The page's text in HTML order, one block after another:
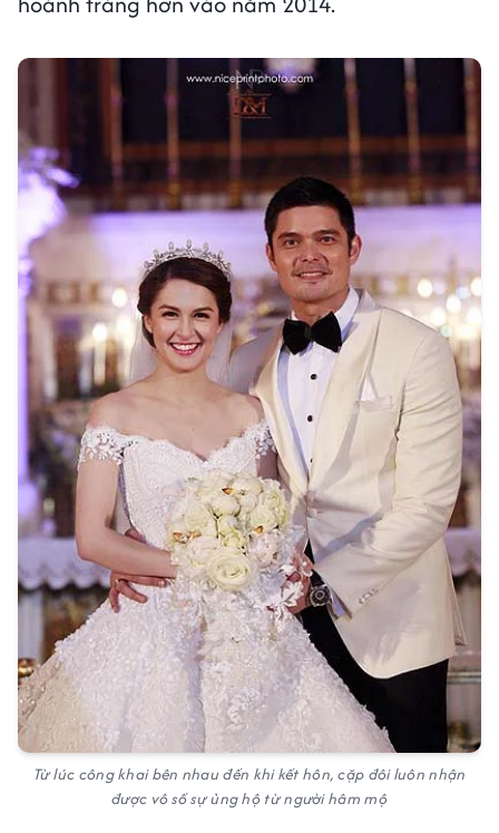
Từ lúc công khai bên nhau đến khi kết hôn, cặp đôi luôn nhận
được vô số sự ủng hộ từ người hâm mộ